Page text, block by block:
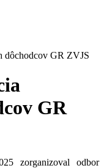
dôchodcov GR ZVJS
GR
zorganizoval odbor